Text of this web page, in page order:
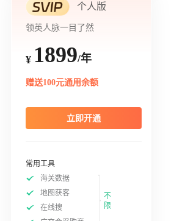
个人版
领英人脉一目了然
¥ 1899/年
赠送100元通用余额
立即开通
常用工具
海关数据
地图获客
在线搜
不
限